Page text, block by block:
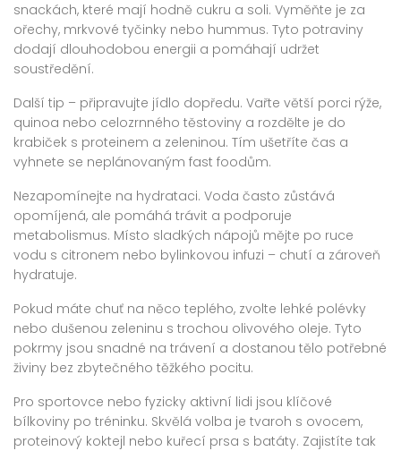
snackách, které mají hodně cukru a soli. Vyměňte je za
ořechy, mrkvové tyčinky nebo hummus. Tyto potraviny
dodají dlouhodobou energii a pomáhají udržet
soustředění.
Další tip – připravujte jídlo dopředu. Vařte větší porci rýže,
quinoa nebo celozrnného těstoviny a rozdělte je do
krabiček s proteinem a zeleninou. Tím ušetříte čas a
vyhnete se neplánovaným fast foodům.
Nezapomínejte na hydrataci. Voda často zůstává
opomíjená, ale pomáhá trávit a podporuje
metabolismus. Místo sladkých nápojů mějte po ruce
vodu s citronem nebo bylinkovou infuzi – chutí a zároveň
hydratuje.
Pokud máte chuť na něco teplého, zvolte lehké polévky
nebo dušenou zeleninu s trochou olivového oleje. Tyto
pokrmy jsou snadné na trávení a dostanou tělo potřebné
živiny bez zbytečného těžkého pocitu.
Pro sportovce nebo fyzicky aktivní lidi jsou klíčové
bílkoviny po tréninku. Skvělá volba je tvaroh s ovocem,
proteinový koktejl nebo kuřecí prsa s batáty. Zajistíte tak